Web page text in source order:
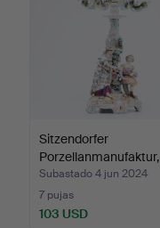
Sitzendorfer
Porzellanmanufaktur,
candelab…
Subastado 4 jun 2024
7 pujas
103 USD